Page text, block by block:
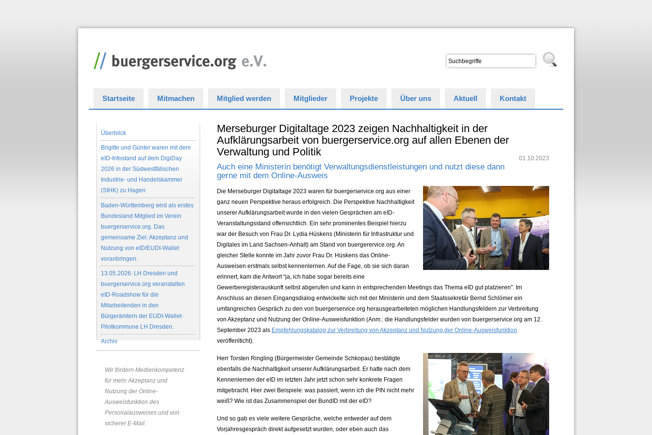
Startseite Mitmachen Mitglied werden Mitglieder Projekte Über uns Aktuell Kontakt
Überblick
Brigitte und Günter waren mit dem
eID-Infostand auf dem DigiDay
2026 in der Südwestfälischen
Industrie- und Handelskammer
(SIHK) zu Hagen
Baden-Württemberg wird als erstes
Bundesland Mitglied im Verein
buergerservice.org. Das
gemeinsame Ziel: Akzeptanz und
Nutzung von eID/EUDI-Wallet
voranbringen.
13.05.2026: LH Dresden und
buergerservice.org veranstalten
eID-Roadshow für die
Mitarbeitenden in den
Bürgerämtern der EUDI-Wallet-
Pilotkommune LH Dresden.
Archiv
Wir fördern Medienkompetenz
für mehr Akzeptanz und
Nutzung der Online-
Ausweisfunktion des
Personalausweises und von
sicherer E-Mail.
Merseburger Digitaltage 2023 zeigen Nachhaltigkeit in der
Aufklärungsarbeit von buergerservice.org auf allen Ebenen der
Verwaltung und Politik
Auch eine Ministerin benötigt Verwaltungsdienstleistungen und nutzt diese dann
gerne mit dem Online-Ausweis
01.10.2023
Die Merseburger Digitaltage 2023 waren für buergerservice.org aus einer
ganz neuen Perspektive heraus erfolgreich. Die Perspektive Nachhaltigkeit
unserer Aufklärungsarbeit wurde in den vielen Gesprächen am eID-
Veranstaltungsstand offensichtlich. Ein sehr prominentes Beispiel hierzu
war der Besuch von Frau Dr. Lydia Hüskens (Ministerin für Infrastruktur und
Digitales im Land Sachsen-Anhalt) am Stand von buergerervice.org. An
gleicher Stelle konnte im Jahr zuvor Frau Dr. Hüskens das Online-
Ausweisen erstmals selbst kennenlernen. Auf die Fage, ob sie sich daran
erinnert, kam die Antwort “ja, ich habe sogar bereits eine
Gewerberegisterauskunft selbst abgerufen und kann in entsprechenden Meetings das Thema eID gut platzieren”. Im
Anschluss an diesen Eingangsdialog entwickelte sich mit der Ministerin und dem Staatssekretär Bernd Schlömer ein
umfangreiches Gespräch zu den von buergerservice.org herausgearbeiteten möglichen Handlungsfeldern zur Verbreitung
von Akzeptanz und Nutzung der Online-Ausweisfunktion (Anm.: die Handlungsfelder wurden von buergerservice.org am 12.
September 2023 als Empfehlungskatalog zur Verbreitung von Akzeptanz und Nutzung der Online-Ausweisfunktion
veröffenlticht).
Herr Torsten Ringling (Bürgermeister Gemeinde Schkopau) bestätigte
ebenfalls die Nachhaltigkeit unserer Aufklärungsarbeit. Er hatte nach dem
Kennenlernen der eID im letzten Jahr jetzt schon sehr konkrete Fragen
mitgebracht. Hier zwei Beispiele: was passiert, wenn ich die PIN nicht mehr
weiß? Wie ist das Zusammenspiel der BundID mit der eID?
Und so gab es viele weitere Gespräche, welche entweder auf dem
Vorjahresgespräch direkt aufgesetzt wurden, oder eben auch das